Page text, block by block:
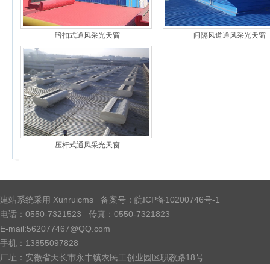
暗扣式通风采光天窗 间隔风道通风采光天窗
压杆式通风采光天窗
建站系统采用 Xunruicms
备案号：皖ICP备10200746号-1
电话：0550-7321523 传真：0550-7321823
E-mail:562077467@QQ.com
手机：13855097828
厂址：安徽省天长市永丰镇农民工创业园区职教路18号